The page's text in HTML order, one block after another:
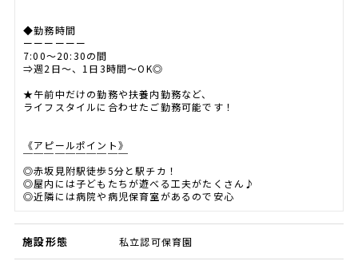
◆勤務時間
ーーーーーー
7:00～20:30の間
⇒週2日～、1日3時間～OK◎
★午前中だけの勤務や扶養内勤務など、
ライフスタイルに合わせたご勤務可能です！
《アピールポイント》
￣￣￣￣￣￣￣￣￣￣
◎赤坂見附駅徒歩5分と駅チカ！
◎屋内には子どもたちが遊べる工夫がたくさん♪
◎近隣には病院や病児保育室があるので安心
施設形態 私立認可保育園